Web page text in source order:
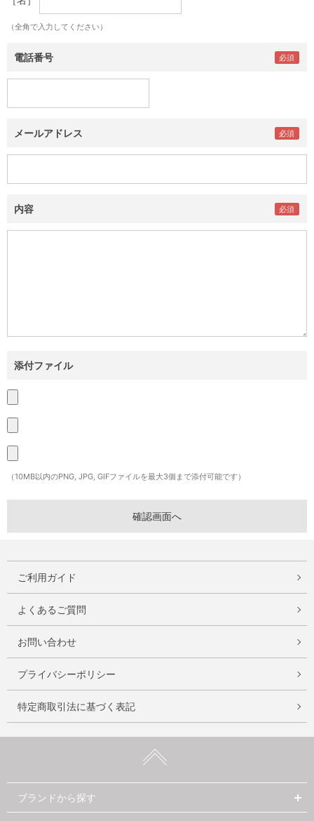
（全角で入力してください）
電話番号
メールアドレス
内容
添付ファイル
（10MB以内のPNG, JPG, GIFファイルを最大3個まで添付可能です）
ご利用ガイド
よくあるご質問
お問い合わせ
プライバシーポリシー
特定商取引法に基づく表記
ブランドから探す